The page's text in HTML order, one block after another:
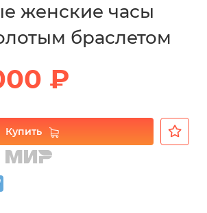
женские часы
браслетом
₽
Купить